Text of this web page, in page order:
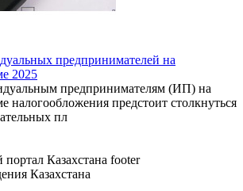
предпринимателей на
2025
предпринимателям (ИП) на
налогообложения предстоит столкнуться
пл
Казахстана